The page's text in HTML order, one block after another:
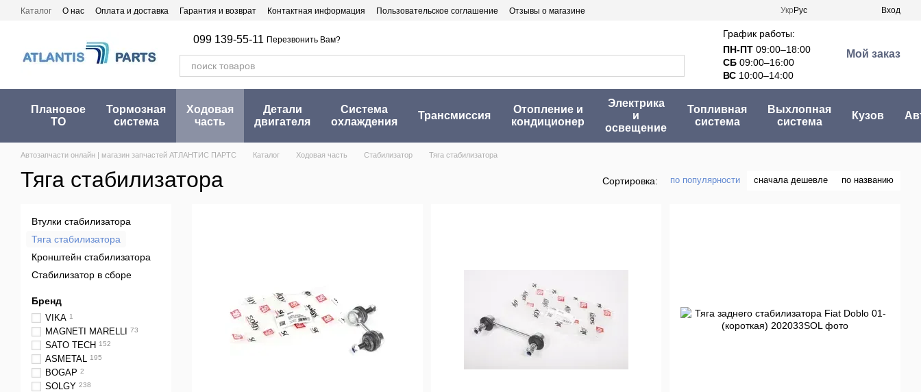
Перейти к основному контенту
Каталог О нас Оплата и доставка Гарантия и возврат Контактная информация Пользовательское соглашение Отзывы о магазине Укр Рус Вход
099 139-55-11 Перезвонить Вам?
График работы:
ПН-ПТ 09:00–18:00
СБ 09:00–16:00
ВС 10:00–14:00
Мой заказ
Плановое
ТО
Тормозная
система
Ходовая
часть
Детали
двигателя
Система
охлаждения
Трансмиссия
Отопление и
кондиционер
Электрика
и
освещение
Топливная
система
Выхлопная
система
Кузов
Автозапчасти онлайн | магазин запчастей АТЛАНТИС ПАРТС Каталог Ходовая часть Стабилизатор Тяга стабилизатора
Тяга стабилизатора Сортировка: по популярности сначала дешевле по названию
Втулки стабилизатора
Тяга стабилизатора
Кронштейн стабилизатора
Стабилизатор в сборе
Бренд
VIKA 1
MAGNETI MARELLI 73
SATO TECH 152
ASMETAL 195
BOGAP 2
SOLGY 238